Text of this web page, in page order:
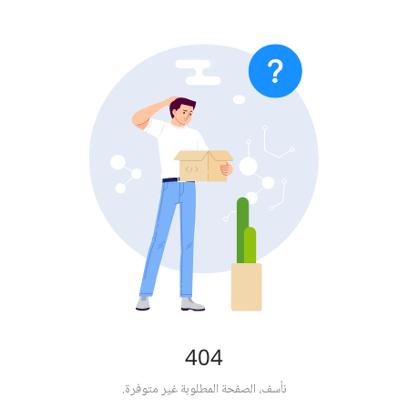
404
نأسف، الصفحة المطلوبة غير متوفرة.